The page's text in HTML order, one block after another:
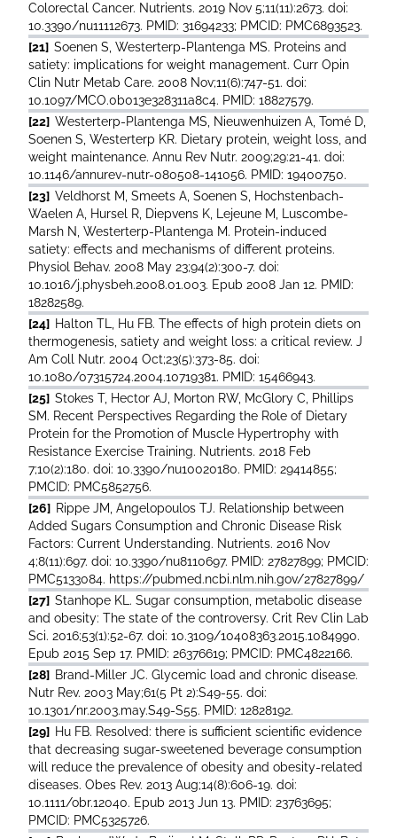
Colorectal Cancer. Nutrients. 2019 Nov 5;11(11):2673. doi:
10.3390/nu11112673. PMID: 31694233; PMCID: PMC6893523.
[21] Soenen S, Westerterp-Plantenga MS. Proteins and
satiety: implications for weight management. Curr Opin
Clin Nutr Metab Care. 2008 Nov;11(6):747-51. doi:
10.1097/MCO.0b013e328311a8c4. PMID: 18827579.
[22] Westerterp-Plantenga MS, Nieuwenhuizen A, Tomé D,
Soenen S, Westerterp KR. Dietary protein, weight loss, and
weight maintenance. Annu Rev Nutr. 2009;29:21-41. doi:
10.1146/annurev-nutr-080508-141056. PMID: 19400750.
[23] Veldhorst M, Smeets A, Soenen S, Hochstenbach-
Waelen A, Hursel R, Diepvens K, Lejeune M, Luscombe-
Marsh N, Westerterp-Plantenga M. Protein-induced
satiety: effects and mechanisms of different proteins.
Physiol Behav. 2008 May 23;94(2):300-7. doi:
10.1016/j.physbeh.2008.01.003. Epub 2008 Jan 12. PMID:
18282589.
[24] Halton TL, Hu FB. The effects of high protein diets on
thermogenesis, satiety and weight loss: a critical review. J
Am Coll Nutr. 2004 Oct;23(5):373-85. doi:
10.1080/07315724.2004.10719381. PMID: 15466943.
[25] Stokes T, Hector AJ, Morton RW, McGlory C, Phillips
SM. Recent Perspectives Regarding the Role of Dietary
Protein for the Promotion of Muscle Hypertrophy with
Resistance Exercise Training. Nutrients. 2018 Feb
7;10(2):180. doi: 10.3390/nu10020180. PMID: 29414855;
PMCID: PMC5852756.
[26] Rippe JM, Angelopoulos TJ. Relationship between
Added Sugars Consumption and Chronic Disease Risk
Factors: Current Understanding. Nutrients. 2016 Nov
4;8(11):697. doi: 10.3390/nu8110697. PMID: 27827899; PMCID:
PMC5133084. https://pubmed.ncbi.nlm.nih.gov/27827899/
[27] Stanhope KL. Sugar consumption, metabolic disease
and obesity: The state of the controversy. Crit Rev Clin Lab
Sci. 2016;53(1):52-67. doi: 10.3109/10408363.2015.1084990.
Epub 2015 Sep 17. PMID: 26376619; PMCID: PMC4822166.
[28] Brand-Miller JC. Glycemic load and chronic disease.
Nutr Rev. 2003 May;61(5 Pt 2):S49-55. doi:
10.1301/nr.2003.may.S49-S55. PMID: 12828192.
[29] Hu FB. Resolved: there is sufficient scientific evidence
that decreasing sugar-sweetened beverage consumption
will reduce the prevalence of obesity and obesity-related
diseases. Obes Rev. 2013 Aug;14(8):606-19. doi:
10.1111/obr.12040. Epub 2013 Jun 13. PMID: 23763695;
PMCID: PMC5325726.